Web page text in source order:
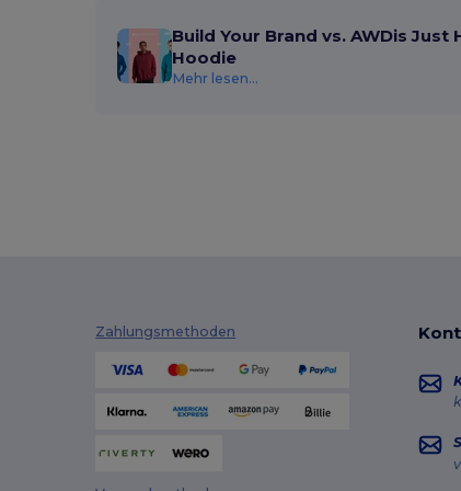
Build Your Brand vs. AWDis Just
Hoodie
Mehr lesen...
Zahlungsmethoden